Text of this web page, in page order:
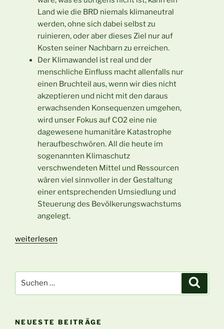
Land wie die BRD niemals klimaneutral
werden, ohne sich dabei selbst zu
ruinieren, oder aber dieses Ziel nur auf
Kosten seiner Nachbarn zu erreichen.
Der Klimawandel ist real und der
menschliche Einfluss macht allenfalls nur
einen Bruchteil aus, wenn wir dies nicht
akzeptieren und nicht mit den daraus
erwachsenden Konsequenzen umgehen,
wird unser Fokus auf CO2 eine nie
dagewesene humanitäre Katastrophe
heraufbeschwören. All die heute im
sogenannten Klimaschutz
verschwendeten Mittel und Ressourcen
wären viel sinnvoller in der Gestaltung
einer entsprechenden Umsiedlung und
Steuerung des Bevölkerungswachstums
angelegt.
„Ampelchaos
dem
freien
weiterlesen
nach:
NEUESTE BEITRÄGE